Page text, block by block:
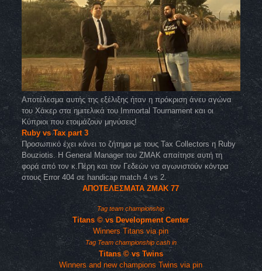
Αποτέλεσμα αυτής της εξέλιξης ήταν η πρόκριση άνευ αγώνα
του Χάκερ στα ημιτελικά του Immortal Tournament και οι
Κύπριοι που ετοιμάζουν μηνύσεις!
Ruby vs Tax part 3
Προσωπικό έχει κάνει το ζήτημα με τους Tax Collectors η Ruby
Bouziotis. Η General Manager του ZMAK απαίτησε αυτή τη
φορά από τον κ.Πέρη και τον Γεδεών να αγωνιστούν κόντρα
στους Error 404 σε handicap match 4 vs 2.
ΑΠΟΤΕΛΕΣΜΑΤΑ ZMAK 77
Tag team championship
Titans © vs Development Center
Winners Titans via pin
Tag Team championship cash in
Titans © vs Twins
Winners and new champions Twins via pin